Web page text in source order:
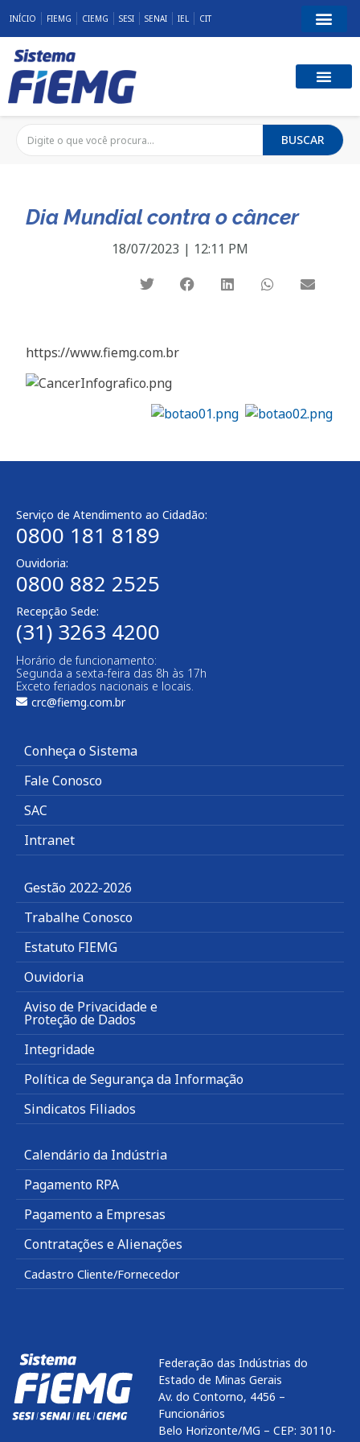
INÍCIO FIEMG CIEMG SESI SENAI IEL CIT
BUSCAR
Dia Mundial contra o câncer
18/07/2023 | 12:11 PM
https://www.fiemg.com.br
Serviço de Atendimento ao Cidadão:
0800 181 8189
Ouvidoria:
0800 882 2525​
Recepção Sede:
(31) 3263 4200
Horário de funcionamento:
Segunda a sexta-feira das 8h às 17h
Exceto feriados nacionais e locais.
crc@fiemg.com.br
Conheça o Sistema
Fale Conosco
SAC
Intranet
Gestão 2022-2026
Trabalhe Conosco
Estatuto FIEMG
Ouvidoria
Aviso de Privacidade e
Proteção de Dados
Integridade
Política de Segurança da Informação
Sindicatos Filiados
Calendário da Indústria
Pagamento RPA
Pagamento a Empresas
Contratações e Alienações
Cadastro Cliente/Fornecedor
Federação das Indústrias do
Estado de Minas Gerais
Av. do Contorno, 4456 –
Funcionários
Belo Horizonte/MG – CEP: 30110-